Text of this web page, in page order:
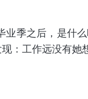
季之后，是什
：工作远没有她